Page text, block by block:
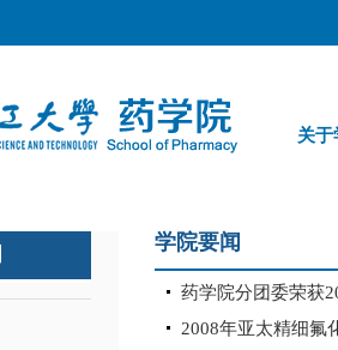
关于
学院要闻
药学院分团委荣获
2008年亚太精细氟